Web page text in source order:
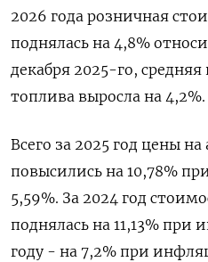
2026 года розничная
поднялась на 4,8%
декабря 2025-го, средняя
топлива выросла на 4,2%.
Всего за ​2025 год цены
повысились на 10,78%
5,59%. За ‌2024 год
поднялась на 11,13% при
году - на 7,2% при